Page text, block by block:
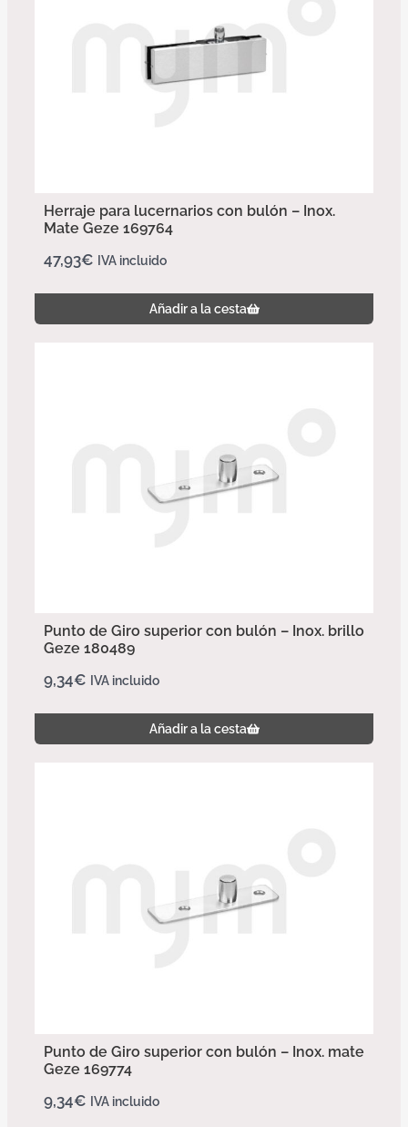
Herraje para lucernarios con bulón – Inox.
Mate Geze 169764
47,93€ IVA incluido
Añadir a la cesta
Punto de Giro superior con bulón – Inox. brillo
Geze 180489
9,34€ IVA incluido
Añadir a la cesta
Punto de Giro superior con bulón – Inox. mate
Geze 169774
9,34€ IVA incluido